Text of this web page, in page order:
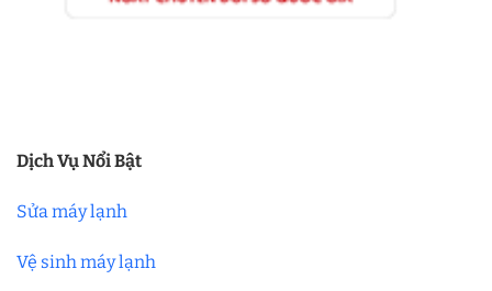
Dịch Vụ Nổi Bật
Sửa máy lạnh
Vệ sinh máy lạnh